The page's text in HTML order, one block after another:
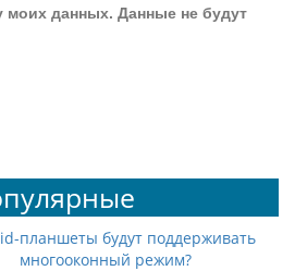
моих данных. Данные не будут
планшеты будут поддерживать
многооконный режим?